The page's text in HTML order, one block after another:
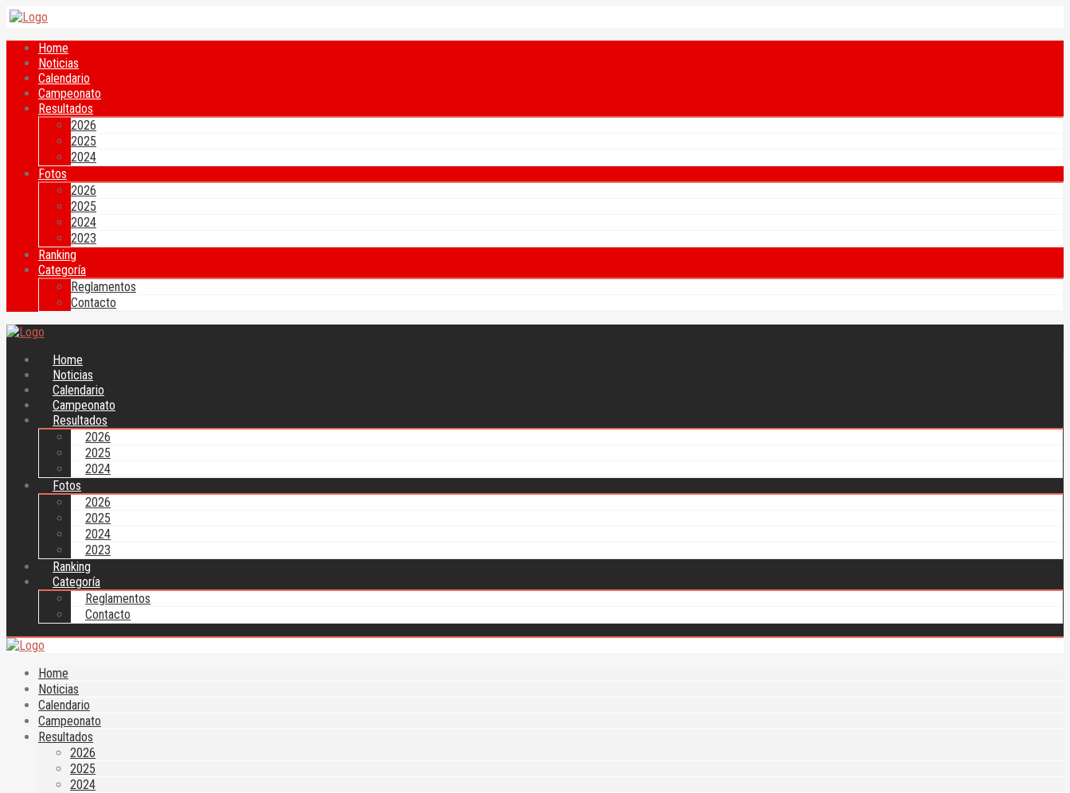
Home
Noticias
Calendario
Campeonato
Resultados
2026
2025
2024
Fotos
2026
2025
2024
2023
Ranking
Categoría
Reglamentos
Contacto
Home
Noticias
Calendario
Campeonato
Resultados
2026
2025
2024
Fotos
2026
2025
2024
2023
Ranking
Categoría
Reglamentos
Contacto
Home
Noticias
Calendario
Campeonato
Resultados
2026
2025
2024